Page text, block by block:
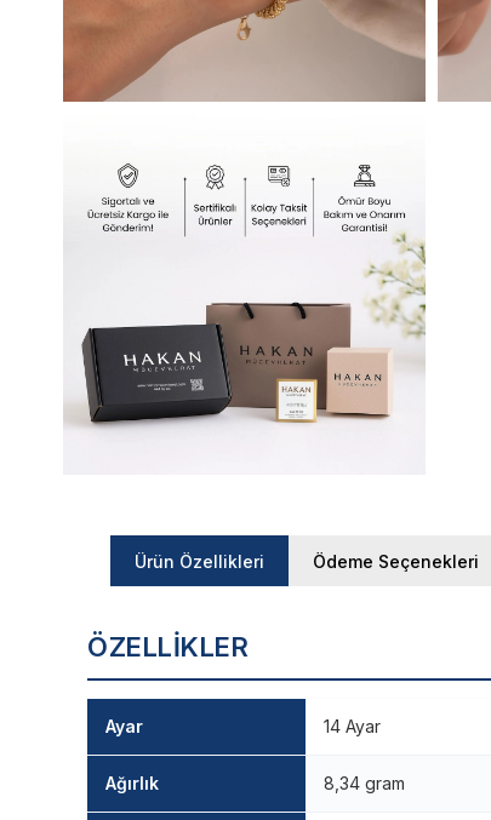
Ürün Özellikleri Ödeme Seçenekleri
ÖZELLIKLER
Ayar 14 Ayar
Ağırlık 8,34 gram